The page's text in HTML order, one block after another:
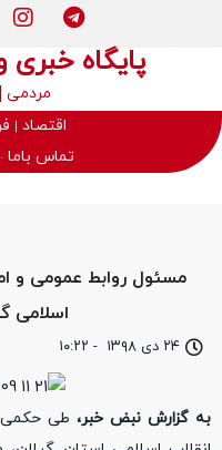
پایگاه
مردمی
اقتصاد
تماس باما
۲۴ دی ۱۳۹۸ - ۱۰:۲۲
مسئول روابط عمومی و
اسلامی
به گزارش نبض خبر،طی حکمی